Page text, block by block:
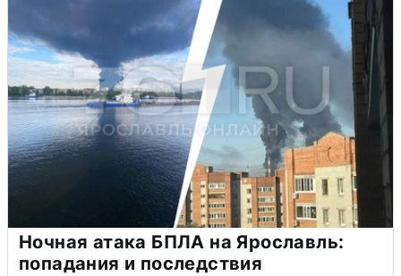
Ночная атака БПЛА на Ярославль:
попадания и последствия